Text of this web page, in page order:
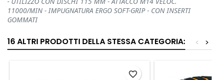
11000/MIN - IMPUGNATURA ERGO SOFT-GRIP - CON INSERTI
GOMMATI
16 ALTRI PRODOTTI DELLA STESSA CATEGORIA: >
<
favorite_border